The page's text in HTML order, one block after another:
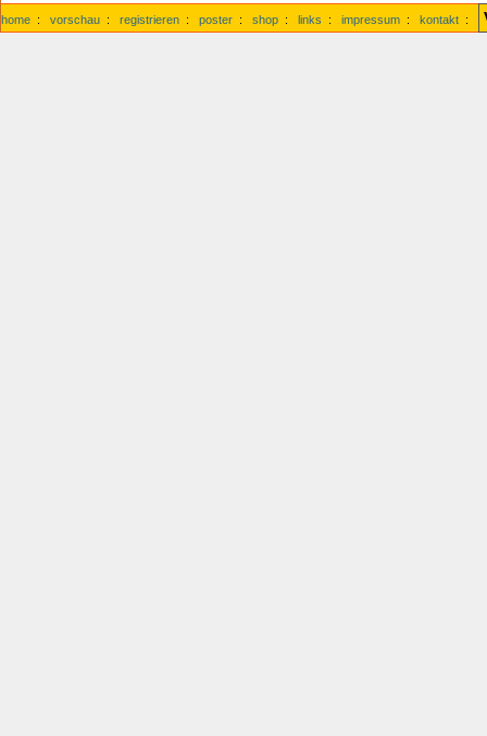
home : vorschau : registrieren : poster : shop : links : impressum : kontakt :